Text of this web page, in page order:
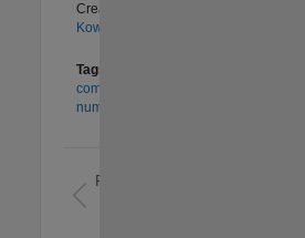
Created by:
Kowontan
Tags
combination
number triangle
Results